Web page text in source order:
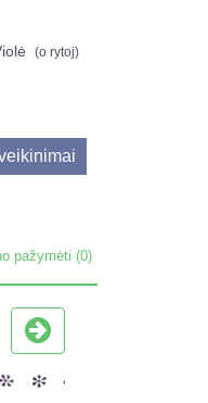
(o rytoj)
pažymėti (0)